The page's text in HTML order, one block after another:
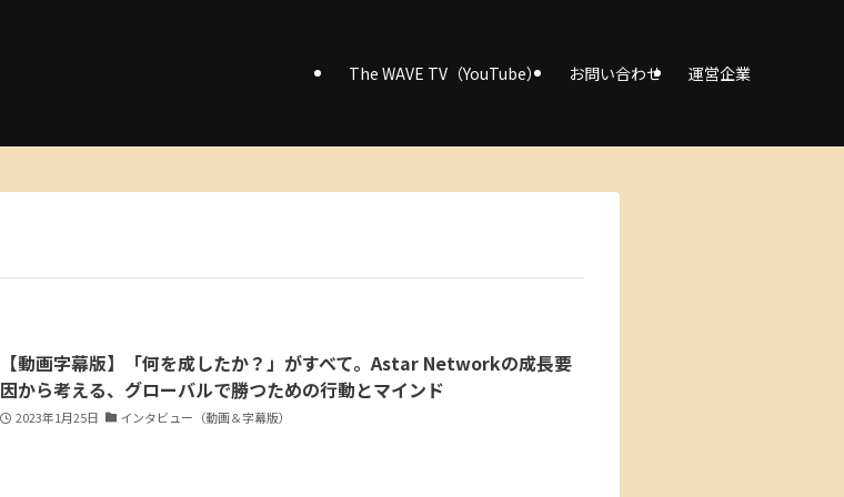
The WAVE TV（YouTube） お問い合わせ 運営企業
【動画字幕版】「何を成したか？」がすべて。Astar Networkの成長要
因から考える、グローバルで勝つための行動とマインド
2023年1月25日 インタビュー（動画＆字幕版）